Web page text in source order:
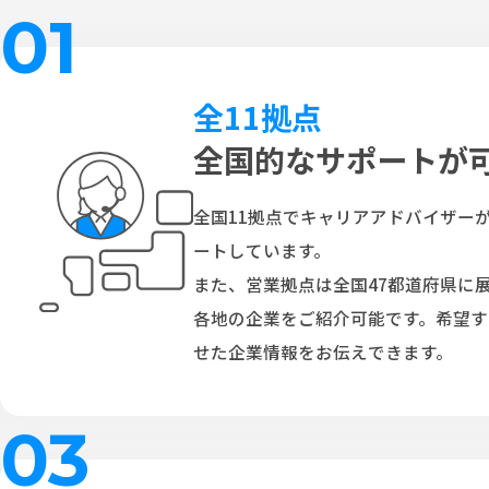
01
全11拠点
全国的なサポートが
全国11拠点でキャリアアドバイザー
ートしています。
また、営業拠点は全国47都道府県に
各地の企業をご紹介可能です。希望
せた企業情報をお伝えできます。
03